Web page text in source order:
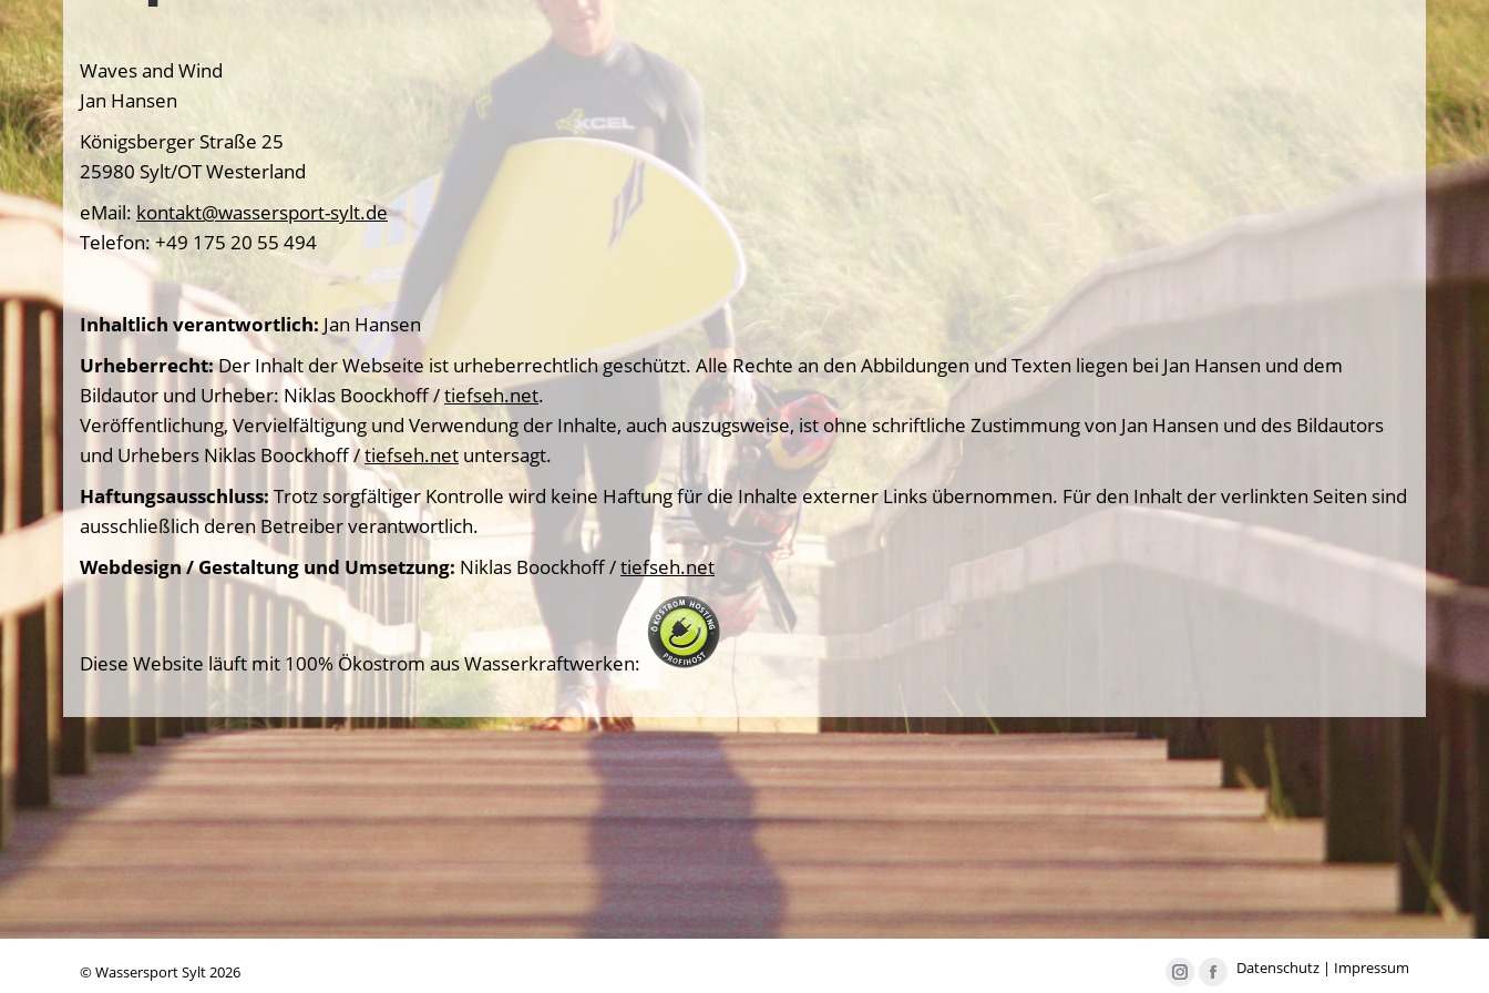
Waves and Wind
Jan Hansen
Königsberger Straße 25
25980 Sylt/OT Westerland
eMail: kontakt@wassersport-sylt.de
Telefon: +49 175 20 55 494
Inhaltlich verantwortlich: Jan Hansen
Urheberrecht:Der Inhalt der Webseite ist urheberrechtlich geschützt. Alle Rechte an den Abbildungen und Texten liegen bei Jan Hansen und dem
Bildautor und Urheber: Niklas Boockhoff /tiefseh.net.
Veröffentlichung, Vervielfältigung und Verwendung der Inhalte, auch auszugsweise, ist ohne schriftliche Zustimmung von Jan Hansen und des Bildautors
und Urhebers Niklas Boockhoff /tiefseh.net untersagt.
Haftungsausschluss: Trotz sorgfältiger Kontrolle wird keine Haftung für die Inhalte externer Links übernommen. Für den Inhalt der verlinkten Seiten sind
ausschließlich deren Betreiber verantwortlich.
Webdesign / Gestaltung und Umsetzung:Niklas Boockhoff /tiefseh.net
Diese Website läuft mit 100% Ökostrom aus Wasserkraftwerken:
© Wassersport Sylt 2026
InstagramFacebook
Datenschutz | Impressum